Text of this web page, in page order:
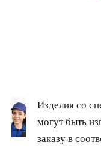
Изделия со
могут быть
заказу в